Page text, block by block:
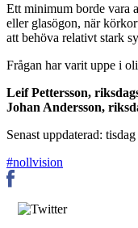
Ett minimum borde vara
eller glasögon, när
att behöva relativt stark
Frågan har varit uppe i
Leif Pettersson,
Johan Andersson,
Senast uppdaterad:
#nollvision